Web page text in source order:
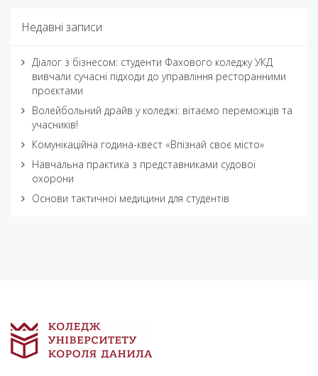
Недавні записи
Діалог з бізнесом: студенти Фахового коледжу УКД
вивчали сучасні підходи до управління ресторанними
проєктами
Волейбольний драйв у коледжі: вітаємо переможців та
учасників!
Комунікаційна година-квест «Впізнай своє місто»
Навчальна практика з представниками судової
охорони
Основи тактичної медицини для студентів